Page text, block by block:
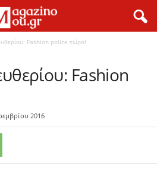
Fashion police τώρα!
Fashion
2016